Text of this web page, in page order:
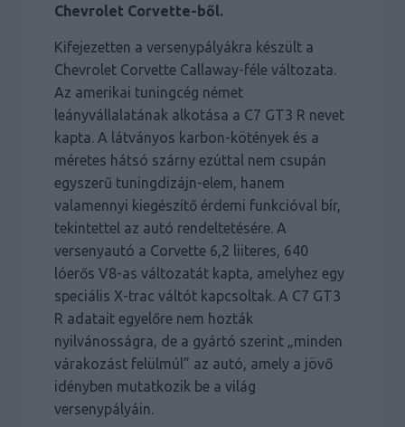
Chevrolet Corvette-ből.
Kifejezetten a versenypályákra készült a
Chevrolet Corvette Callaway-féle változata.
Az amerikai tuningcég német
leányvállalatának alkotása a C7 GT3 R nevet
kapta. A látványos karbon-kötények és a
méretes hátsó szárny ezúttal nem csupán
egyszerű tuningdizájn-elem, hanem
valamennyi kiegészítő érdemi funkcióval bír,
tekintettel az autó rendeltetésére. A
versenyautó a Corvette 6,2 liiteres, 640
lóerős V8-as változatát kapta, amelyhez egy
speciális X-trac váltót kapcsoltak. A C7 GT3
R adatait egyelőre nem hozták
nyilvánosságra, de a gyártó szerint „minden
várakozást felülmúl” az autó, amely a jövő
idényben mutatkozik be a világ
versenypályáin.